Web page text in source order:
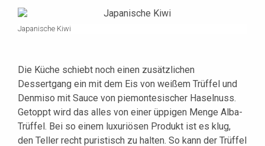
Japanische Kiwi
Die Küche schiebt noch einen zusätzlichen
Dessertgang ein mit dem Eis von weißem Trüffel und
Denmiso mit Sauce von piemontesischer Haselnuss.
Getoppt wird das alles von einer üppigen Menge Alba-
Trüffel. Bei so einem luxuriösen Produkt ist es klug,
den Teller recht puristisch zu halten. So kann der Trüffel